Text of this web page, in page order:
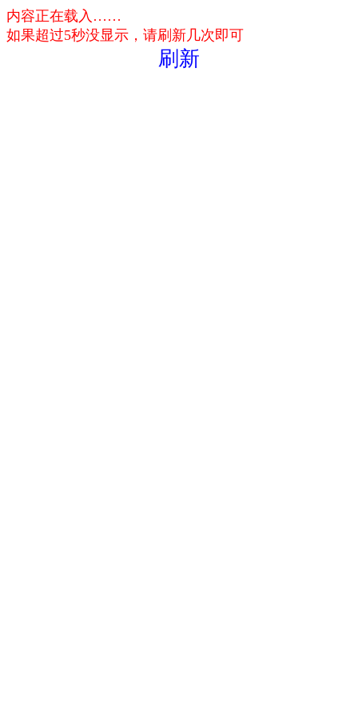
内容正在载入……
如果超过5秒没显示，请刷新几次即可
刷新